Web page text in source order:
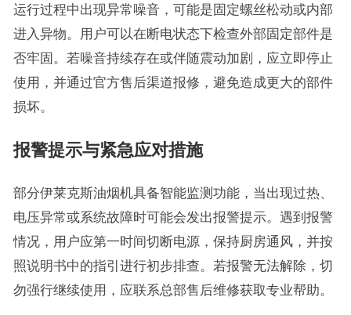
运行过程中出现异常噪音，可能是固定螺丝松动或内部
进入异物。用户可以在断电状态下检查外部固定部件是
否牢固。若噪音持续存在或伴随震动加剧，应立即停止
使用，并通过官方售后渠道报修，避免造成更大的部件
损坏。
报警提示与紧急应对措施
部分伊莱克斯油烟机具备智能监测功能，当出现过热、
电压异常或系统故障时可能会发出报警提示。遇到报警
情况，用户应第一时间切断电源，保持厨房通风，并按
照说明书中的指引进行初步排查。若报警无法解除，切
勿强行继续使用，应联系总部售后维修获取专业帮助。